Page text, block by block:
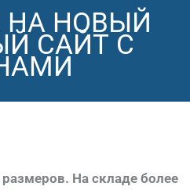
НА НОВЫЙ
САЙТ С
На складе более